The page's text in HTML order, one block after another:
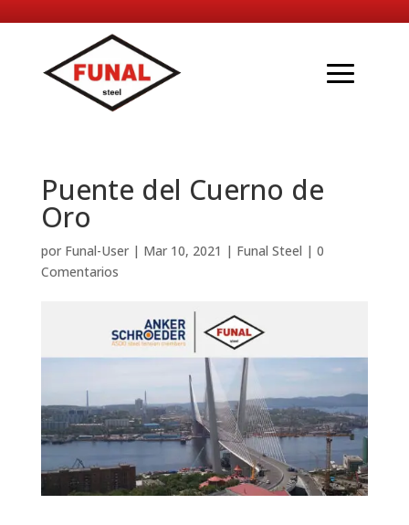
Puente del Cuerno de
Oro
por Funal-User| Mar 10, 2021 | Funal Steel | 0
Comentarios